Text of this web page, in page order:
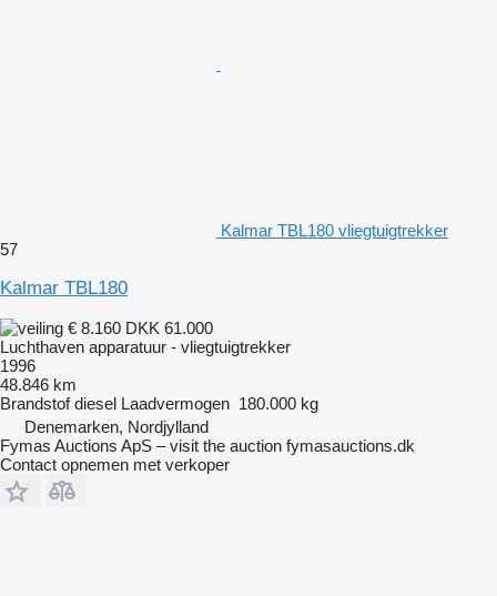
Kalmar TBL180 vliegtuigtrekker
57
Kalmar TBL180
€ 8.160 DKK 61.000
Luchthaven apparatuur - vliegtuigtrekker
1996
48.846 km
Brandstof diesel Laadvermogen 180.000 kg
Denemarken, Nordjylland
Fymas Auctions ApS – visit the auction fymasauctions.dk
Contact opnemen met verkoper